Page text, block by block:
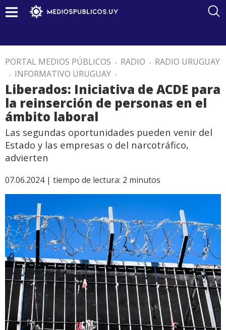
PORTAL MEDIOS PÚBLICOS . RADIO . RADIO URUGUAY
. INFORMATIVO URUGUAY .
Liberados: Iniciativa de ACDE para
la reinserción de personas en el
ámbito laboral
Las segundas oportunidades pueden venir del
Estado y las empresas o del narcotráfico,
advierten
07.06.2024 | tiempo de lectura: 2 minutos